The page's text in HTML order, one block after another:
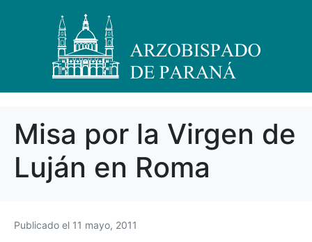
Misa por la Virgen de
Luján en Roma
Publicado el 11 mayo, 2011